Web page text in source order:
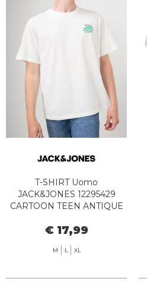
T-SHIRT Uomo
JACK&JONES 12295429
CARTOON TEEN ANTIQUE
€ 17,99
M L XL